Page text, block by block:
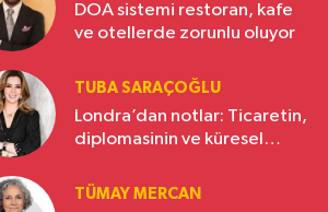
DOA sistemi restoran, kafe
ve otellerde zorunlu oluyor
TUBA SARAÇOĞLU
Londra’dan notlar: Ticaretin,
diplomasinin ve küresel
Türkiye’nin yükselen gücü
TÜMAY MERCAN